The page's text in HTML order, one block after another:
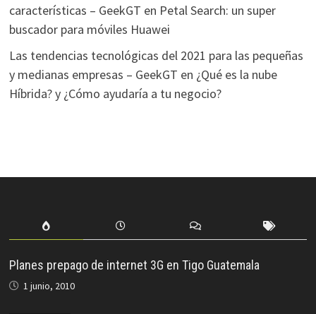
características – GeekGT en Petal Search: un super
buscador para móviles Huawei
Las tendencias tecnológicas del 2021 para las pequeñas
y medianas empresas – GeekGT en ¿Qué es la nube
Híbrida? y ¿Cómo ayudaría a tu negocio?
Planes prepago de internet 3G en Tigo Guatemala
1 junio, 2010